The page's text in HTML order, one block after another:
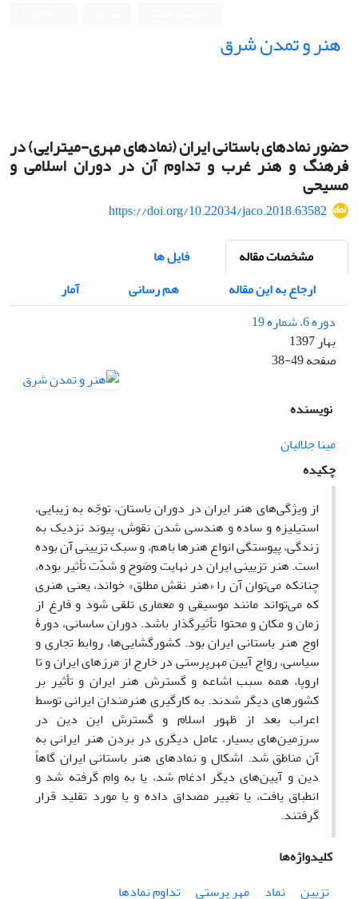
هنر و تمدن شرق
حضور نمادهای باستانی ایران (نمادهای مهری-میترایی) در
فرهنگ و هنر غرب و تداوم آن در دوران اسلامی و
مسیحی
https://doi.org/10.22034/jaco.2018.63582
مشخصات مقاله
فایل ها
ارجاع به این مقاله
هم رسانی
آمار
دوره 6، شماره 19
بهار 1397
صفحه38-49
نویسنده
مینا جلالیان
چکیده
از ویژگی‌های هنر ایران در دوران باستان، توجّه به زیبایی،
استیلیزه و ساده و هندسی شدن نقوش، پیوند نزدیک به
زندگی، پیوستگی انواع هنرها باهم، و سبک تزیینی آن بوده
است. هنر تزیینی ایران در نهایت وضوح و شدّت تأثیر بوده،
چنانکه می‌توان آن را «هنر نقش مطلق» خواند، یعنی هنری
که می‌تواند مانند موسیقی و معماری تلقی شود و فارغ از
زمان و مکان و محتوا تأثیر‌گذار باشد. دوران ساسانی، دورۀ
اوج هنر باستانی ایران بود. کشورگشایی‌ها، روابط تجاری و
سیاسی، رواج آیین مهر‌پرستی در خارج از مرز‌‌های ایران و تا
اروپا، همه سبب اشاعه و گسترش هنر ایران و تأثیر بر
کشور‌های دیگر شدند. به کارگیری هنرمندان ایرانی توسط
اعراب بعد از ظهور اسلام و گسترش این دین در
سرزمین‌های بسیار، عامل دیگری در بردن هنر ایرانی به
آن مناطق شد. اشکال و نماد‌های هنر باستانی ایران گاهاً
دین و آیین‌های دیگر ادغام شد، یا به وام گرفته شد و
انطباق یافت، یا تغییر مصداق داده و یا مورد تقلید قرار
گرفتند.
کلیدواژه‌ها
تزیین
نماد مهر‌ پرستی
تداوم نمادها